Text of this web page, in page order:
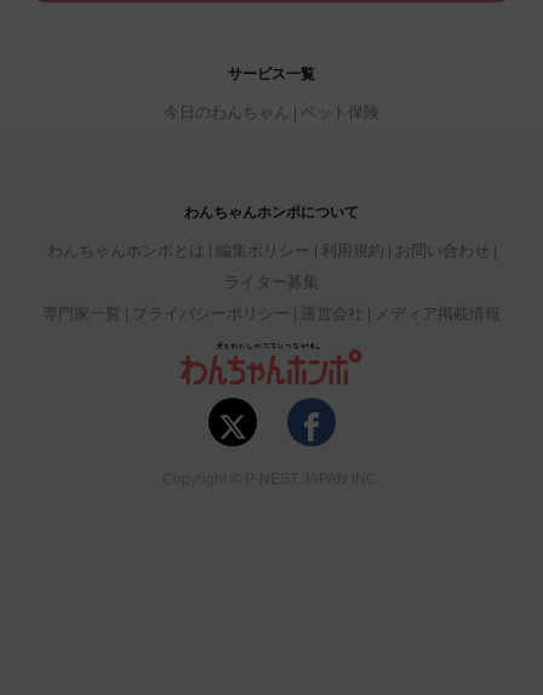
サービス一覧
今日のわんちゃん ペット保険
わんちゃんホンポについて
わんちゃんホンポとは 編集ポリシー 利用規約
お問い合わせ
ライター募集
専門家一覧
プライバシーポリシー 運営会社 メディア掲載情報